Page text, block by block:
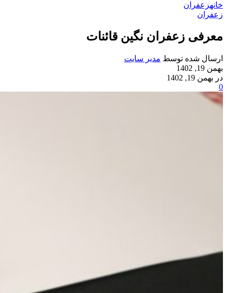
خانهزعفران
زعفران
معرفی زعفران نگین قائنات
ارسال شده توسط مدیر سایت
بهمن 19, 1402
در بهمن 19, 1402
0